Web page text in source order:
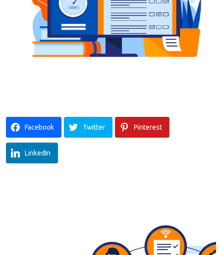
Facebook Twitter Pinterest
LinkedIn